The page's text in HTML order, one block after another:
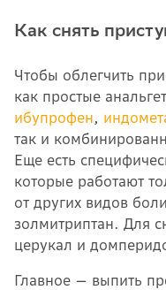
Как снять
Чтобы облегчить
как простые
ибупрофен,
так и
Еще есть
которые работают
от других видов
золмитриптан. Для
церукал и
Главное — выпить